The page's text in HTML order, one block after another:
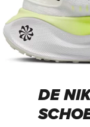
DE